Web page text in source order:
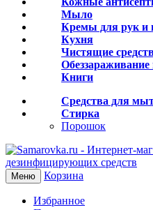
Мыло
Кремы для рук и
Кухня
Чистящие
Книги
Средства для
Стирка
Порошок
Меню Корзина
Избранное